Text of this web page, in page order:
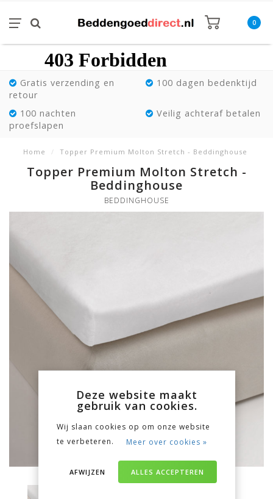
0
Gratis verzending en
retour
100 dagen bedenktijd
100 nachten
proefslapen
Veilig achteraf betalen
Home / Topper Premium Molton Stretch - Beddinghouse
Topper Premium Molton Stretch -
Beddinghouse
BEDDINGHOUSE
Deze website maakt
gebruik van cookies.
Wij slaan cookies op om onze website
te verbeteren.
Meer over cookies »
ALLES ACCEPTEREN
AFWIJZEN